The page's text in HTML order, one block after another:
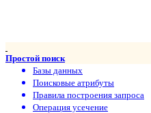
Простой поиск
Базы данных
Поисковые атрибуты
Правила построения запроса
Операция усечение